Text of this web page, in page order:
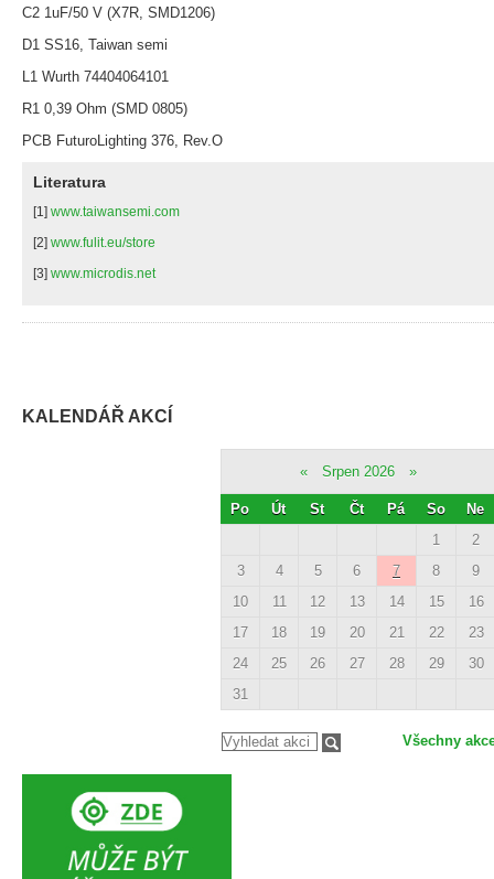
C2 1uF/50 V (X7R, SMD1206)
D1 SS16, Taiwan semi
L1 Wurth 74404064101
R1 0,39 Ohm (SMD 0805)
PCB FuturoLighting 376, Rev.O
Literatura
[1] www.taiwansemi.com
[2] www.fulit.eu/store
[3] www.microdis.net
KALENDÁŘ AKCÍ
« Srpen 2026 »
Po Út St Čt Pá So
Ne
1
2
3
4 5 6 7 8
9
10
11 12 13 14 15
16
17
18 19 20 21 22
23
24
25 26 27 28 29
30
31
Všechny